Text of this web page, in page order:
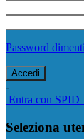
Password
-
Entra con SPID
Seleziona